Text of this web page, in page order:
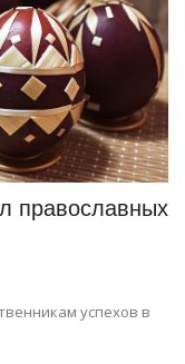
православных
успехов в